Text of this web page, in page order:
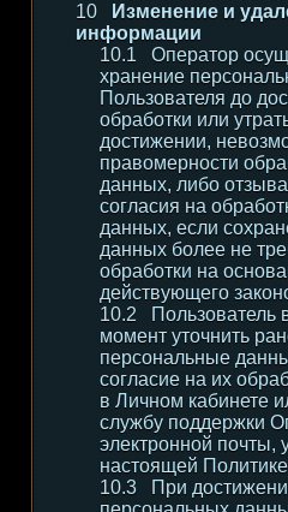
Изменение и
информации
Оператор
хранение
Пользователя до
обработки или
достижении,
правомерности
данных, либо
согласия на
данных, если
данных более не
обработки на
действующего
Пользователь
момент уточнить
персональные
согласие на их
в Личном кабинете
службу поддержки
электронной почты,
настоящей
При